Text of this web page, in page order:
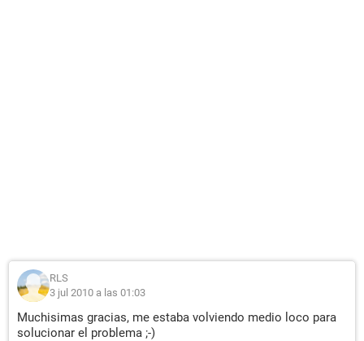
RLS
3 jul 2010 a las 01:03
Muchisimas gracias, me estaba volviendo medio loco para
solucionar el problema ;-)